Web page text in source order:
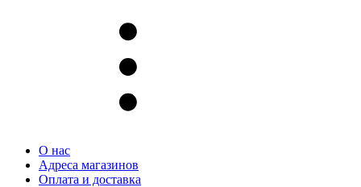
О нас
Адреса магазинов
Оплата и доставка